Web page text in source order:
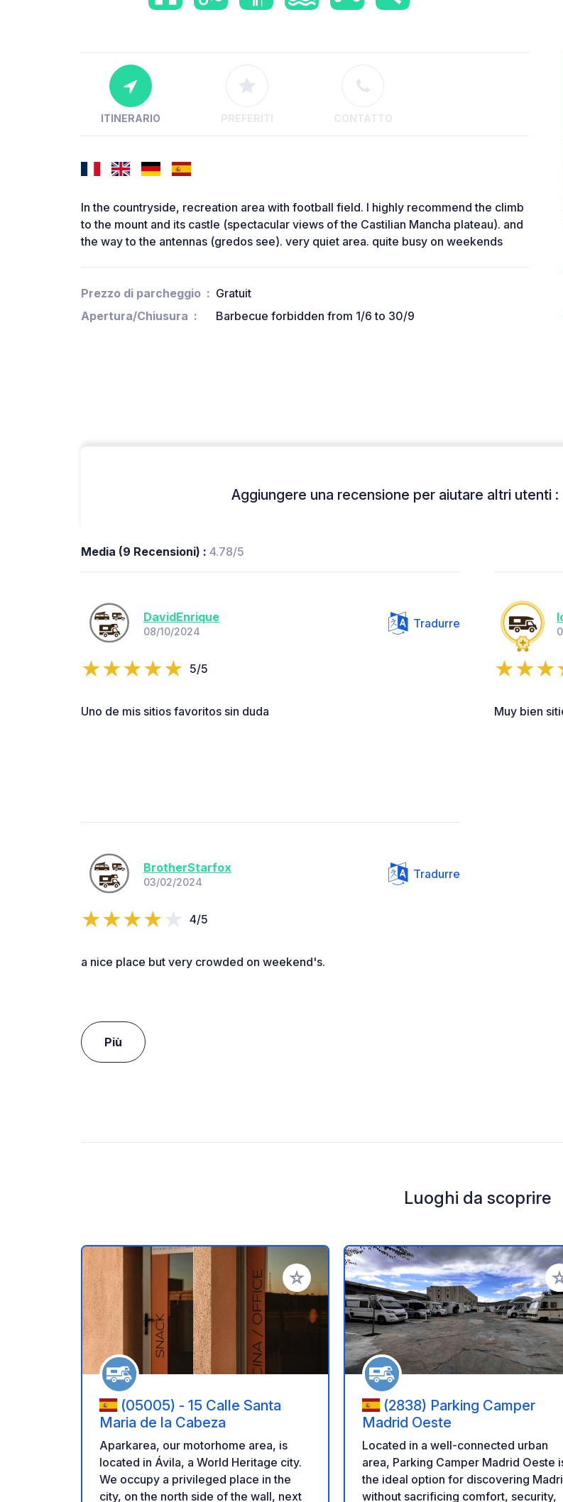
ITINERARIO PREFERITI CONTATTO
In the countryside, recreation area with football field. I highly recommend the climb
to the mount and its castle (spectacular views of the Castilian Mancha plateau). and
the way to the antennas (gredos see). very quiet area. quite busy on weekends
Prezzo di parcheggio
Gratuit
Apertura/Chiusura
Barbecue forbidden from 1/6 to 30/9
Aggiungere una recensione per aiutare altri utenti :
Media (9 Recensioni) : 4.78/5
DavidEnrique
08/10/2024
Tradurre
5/5
Uno de mis sitios favoritos sin duda Muy bien
BrotherStarfox
03/02/2024
Tradurre
4/5
a nice place but very crowded on weekend's.
Più
Luoghi da scoprire
Aggiungi ai tuoi preferiti
(05005) - 15 Calle Santa
Maria de la Cabeza
Aparkarea, our motorhome area, is
located in Ávila, a World Heritage city.
We occupy a privileged place in the
city, on the north side of the wall, next
(2838) Parking Camper
Madrid Oeste
Located in a well-connected urban
area, Parking Camper Madrid Oeste
the ideal option for discovering
without sacrificing comfort, security,